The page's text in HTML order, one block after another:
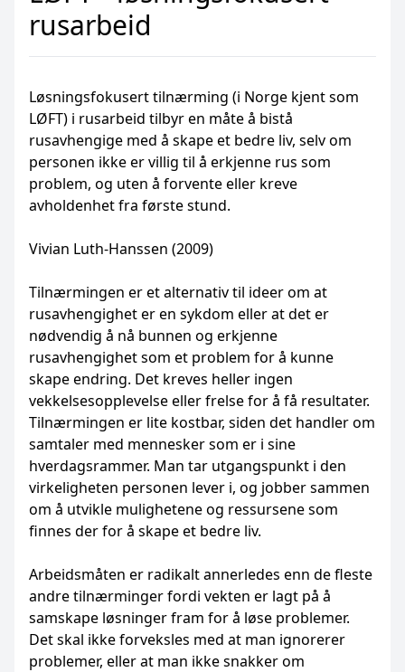
rusarbeid
Løsningsfokusert tilnærming (i Norge kjent som
LØFT) i rusarbeid tilbyr en måte å bistå
rusavhengige med å skape et bedre liv, selv om
personen ikke er villig til å erkjenne rus som
problem, og uten å forvente eller kreve
avholdenhet fra første stund.
Vivian Luth-Hanssen (2009)
Tilnærmingen er et alternativ til ideer om at
rusavhengighet er en sykdom eller at det er
nødvendig å nå bunnen og erkjenne
rusavhengighet som et problem for å kunne
skape endring. Det kreves heller ingen
vekkelsesopplevelse eller frelse for å få resultater.
Tilnærmingen er lite kostbar, siden det handler om
samtaler med mennesker som er i sine
hverdagsrammer. Man tar utgangspunkt i den
virkeligheten personen lever i, og jobber sammen
om å utvikle mulighetene og ressursene som
finnes der for å skape et bedre liv.
Arbeidsmåten er radikalt annerledes enn de fleste
andre tilnærminger fordi vekten er lagt på å
samskape løsninger fram for å løse problemer.
Det skal ikke forveksles med at man ignorerer
problemer, eller at man ikke snakker om